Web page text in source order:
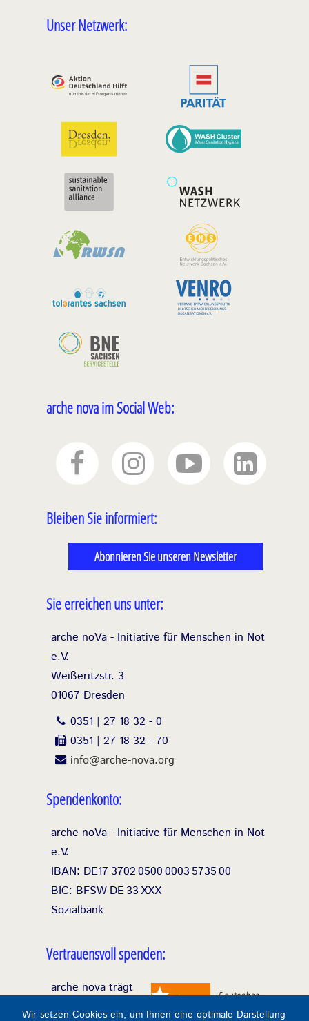
Wir setzen Cookies ein, um Ihnen eine optimale Darstellung
Unser Netzwerk:
arche nova im Social Web:
Bleiben Sie informiert:
Abonnieren Sie unseren Newsletter
Sie erreichen uns unter:
arche noVa - Initiative für Menschen in Not
e.V.
Weißeritzstr. 3
01067 Dresden
0351 | 27 18 32 - 0
0351 | 27 18 32 - 70
info@arche-nova.org
Spendenkonto:
arche noVa - Initiative für Menschen in Not
e.V.
IBAN: DE17 370205000003 573500
BIC: BFSW DE33XXX
Sozialbank
Vertrauensvoll spenden:
arche nova trägt
das Spendensiegel